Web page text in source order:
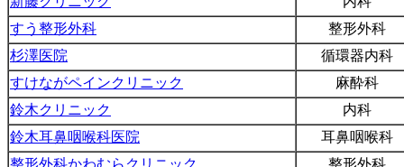
すう整形外科
整形外科
杉澤医院
循環器内科
すけながペインクリニック
麻酔科
鈴木クリニック
内科
鈴木耳鼻咽喉科医院
耳鼻咽喉科
整形外科かわむらクリニック
整形外科